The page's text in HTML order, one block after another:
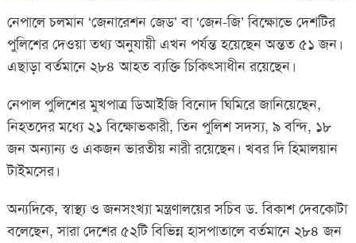
নেপালে চলমান ‘জেনারেশন জেড’ বা ‘জেন-জি’ বিক্ষোভে দেশটির
পুলিশের দেওয়া তথ্য অনুযায়ী এখন পর্যন্ত হয়েছেন অন্তত ৫১ জন।
এছাড়া বর্তমানে ২৮৪ আহত ব্যক্তি চিকিৎসাধীন রয়েছেন।
নেপাল পুলিশের মুখপাত্র ডিআইজি বিনোদ ঘিমিরে জানিয়েছেন,
নিহতদের মধ্যে ২১ বিক্ষোভকারী, তিন পুলিশ সদস্য, ৯ বন্দি, ১৮
জন অন্যান্য ও একজন ভারতীয় নারী রয়েছেন। খবর দি হিমালয়ান
টাইমসের।
অন্যদিকে, স্বাস্থ্য ও জনসংখ্যা মন্ত্রণালয়ের সচিব ড. বিকাশ দেবকোটা
বলেছেন, সারা দেশের ৫২টি বিভিন্ন হাসপাতালে বর্তমানে ২৮৪ জন